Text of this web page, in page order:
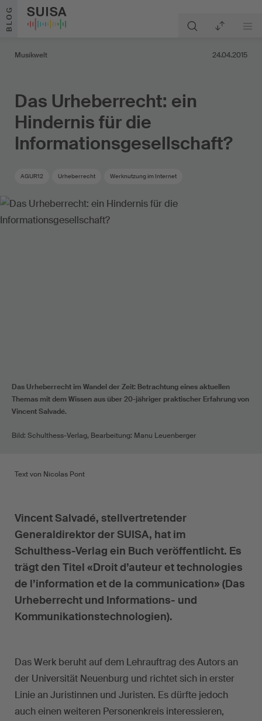
Zum Inhalt springen
BLOG
Musikwelt 24.04.2015
Das Urheberrecht: ein
Hindernis für die
Informationsgesellschaft?
AGUR12 Urheberrecht Werknutzung im Internet
Das Urheberrecht im Wandel der Zeit: Betrachtung eines aktuellen
Themas mit dem Wissen aus über 20-jähriger praktischer Erfahrung von
Vincent Salvadé.
Bild: Schulthess-Verlag, Bearbeitung: Manu Leuenberger
Text von Nicolas Pont
Vincent Salvadé, stellvertretender
Generaldirektor der SUISA, hat im
Schulthess-Verlag ein Buch veröffentlicht. Es
trägt den Titel «Droit d’auteur et technologies
de l’information et de la communication» (Das
Urheberrecht und Informations- und
Kommunikationstechnologien).
Das Werk beruht auf dem Lehrauftrag des Autors an
der Universität Neuenburg und richtet sich in erster
Linie an Juristinnen und Juristen. Es dürfte jedoch
auch einen weiteren Personenkreis interessieren,